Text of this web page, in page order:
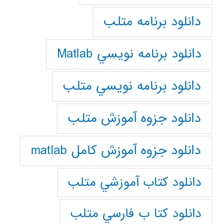
دانلود برنامه متلب
دانلود برنامه نويسي Matlab
دانلود برنامه نويسي متلب
دانلود جزوه آموزش متلب
دانلود جزوه آموزش کامل matlab
دانلود كتاب آموزشي متلب
دانلود كتا ب فارسي متلب